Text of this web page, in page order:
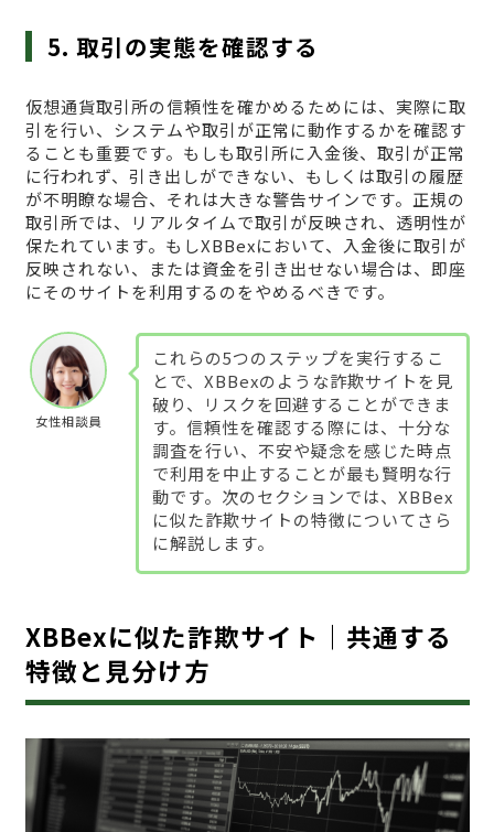
5. 取引の実態を確認する
仮想通貨取引所の信頼性を確かめるためには、実際に取
引を行い、システムや取引が正常に動作するかを確認す
ることも重要です。もしも取引所に入金後、取引が正常
に行われず、引き出しができない、もしくは取引の履歴
が不明瞭な場合、それは大きな警告サインです。正規の
取引所では、リアルタイムで取引が反映され、透明性が
保たれています。もしXBBexにおいて、入金後に取引が
反映されない、または資金を引き出せない場合は、即座
にそのサイトを利用するのをやめるべきです。
女性相談員
これらの5つのステップを実行するこ
とで、XBBexのような詐欺サイトを見
破り、リスクを回避することができま
す。信頼性を確認する際には、十分な
調査を行い、不安や疑念を感じた時点
で利用を中止することが最も賢明な行
動です。次のセクションでは、XBBex
に似た詐欺サイトの特徴についてさら
に解説します。
XBBexに似た詐欺サイト｜共通する
特徴と見分け方